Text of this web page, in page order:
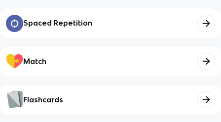
Spaced Repetition
Match
Flashcards